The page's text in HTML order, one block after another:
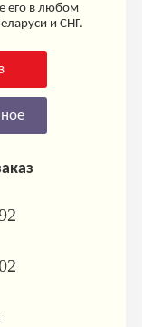
его в любом
и СНГ.